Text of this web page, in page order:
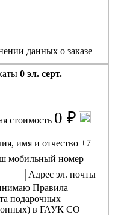
данных о заказе
0 эл. серт.
стоимость 0 ₽
имя и отчество +7
мобильный номер
Адрес эл. почты
Правила
подарочных